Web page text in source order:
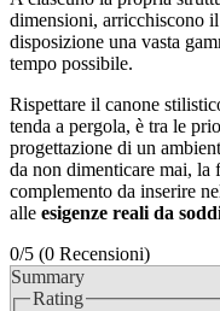
dimensioni, arricchiscono
disposizione una vasta
tempo possibile.
Rispettare il canone
tenda a pergola, è tra le
progettazione di un
da non dimenticare mai, la
complemento da inserire
alle esigenze reali da
0/5 (0 Recensioni)
Summary
Rating